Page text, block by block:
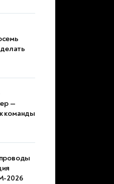
—
команды
2026